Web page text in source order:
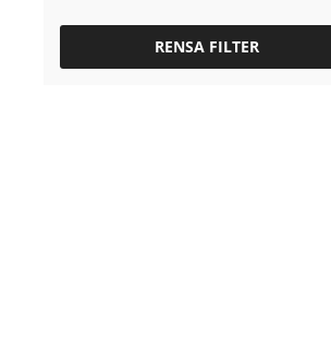
RENSA FILTER